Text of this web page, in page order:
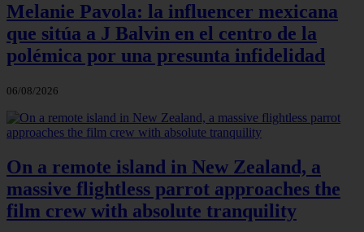
Melanie Pavola: la influencer mexicana
que sitúa a J Balvin en el centro de la
polémica por una presunta infidelidad
06/08/2026
On a remote island in New Zealand, a
massive flightless parrot approaches the
film crew with absolute tranquility